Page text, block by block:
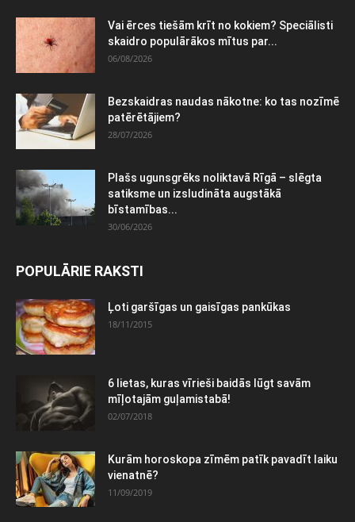
Vai ērces tiešām krīt no kokiem? Speciālisti
skaidro populārākos mītus par...
06/08/2026
Bezskaidras naudas nākotne: ko tas nozīmē
patērētājiem?
28/07/2026
Plašs ugunsgrēks noliktavā Rīgā – slēgta
satiksme un izsludināta augstākā
bīstamības...
30/06/2026
POPULĀRIE RAKSTI
Ļoti garšīgas un gaisīgas pankūkas
18/11/2015
6 lietas, kuras vīrieši baidās lūgt savām
mīļotajām guļamistabā!
02/07/2018
Kurām horoskopa zīmēm patīk pavadīt laiku
vienatnē?
11/09/2019